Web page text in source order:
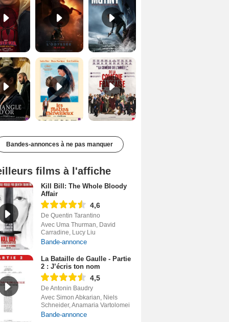
Les Matins merveilleux Bande-annonce VF De la Comédie-Française Teaser VF
Bandes-annonces à ne pas manquer
films à l'affiche
Kill Bill: The Whole Bloody
Affair
4,6
De Quentin Tarantino
Avec Uma Thurman, David
Carradine, Lucy Liu
Bande-annonce
La Bataille de Gaulle - Partie
2 : J’écris ton nom
4,5
De Antonin Baudry
Avec Simon Abkarian, Niels
Schneider, Anamaria Vartolomei
Bande-annonce